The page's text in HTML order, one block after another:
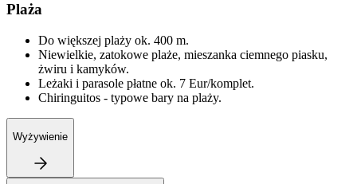
Plaża
Do większej plaży ok. 400 m.
Niewielkie, zatokowe plaże, mieszanka ciemnego piasku,
żwiru i kamyków.
Leżaki i parasole płatne ok. 7 Eur/komplet.
Chiringuitos - typowe bary na plaży.
Wyżywienie